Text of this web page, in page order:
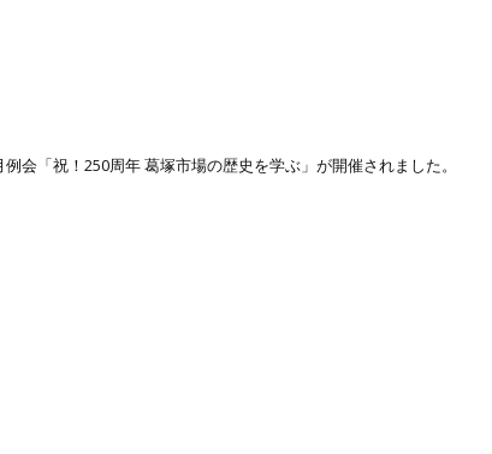
会「祝！250周年 葛塚市場の歴史を学ぶ」が開催されました。